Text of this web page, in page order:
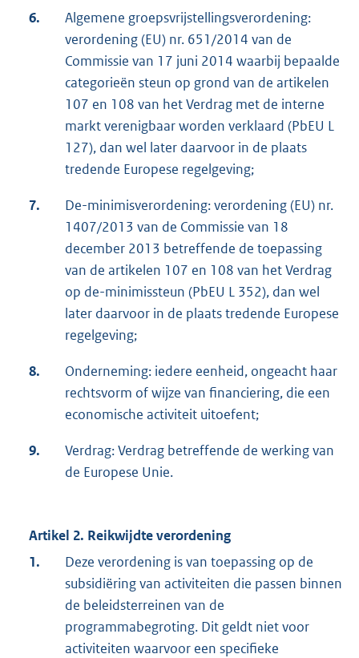
6.
Algemene groepsvrijstellingsverordening:
verordening (EU) nr. 651/2014 van de
Commissie van 17 juni 2014 waarbij bepaalde
categorieën steun op grond van de artikelen
107 en 108 van het Verdrag met de interne
markt verenigbaar worden verklaard (PbEU L
127), dan wel later daarvoor in de plaats
tredende Europese regelgeving;
7.
De-minimisverordening: verordening (EU) nr.
1407/2013 van de Commissie van 18
december 2013 betreffende de toepassing
van de artikelen 107 en 108 van het Verdrag
op de-minimissteun (PbEU L 352), dan wel
later daarvoor in de plaats tredende Europese
regelgeving;
8.
Onderneming: iedere eenheid, ongeacht haar
rechtsvorm of wijze van financiering, die een
economische activiteit uitoefent;
9.
Verdrag: Verdrag betreffende de werking van
de Europese Unie.
Artikel 2. Reikwijdte verordening
1.
Deze verordening is van toepassing op de
subsidiëring van activiteiten die passen binnen
de beleidsterreinen van de
programmabegroting. Dit geldt niet voor
activiteiten waarvoor een specifieke